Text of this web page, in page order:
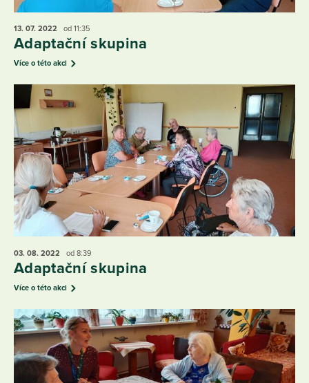
13. 07. 2022 od 11:35
Adaptační skupina
Více o této akci
03. 08. 2022 od 8:39
Adaptační skupina
Více o této akci